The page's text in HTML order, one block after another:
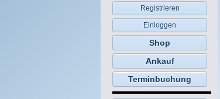
Registrieren
Einloggen
Shop
Ankauf
Terminbuchung